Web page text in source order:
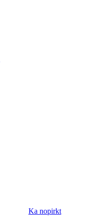
Ka nopirkt